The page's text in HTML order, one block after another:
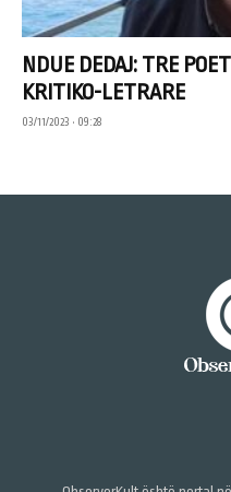
NDUE DEDAJ: TRE
KRITIKO-LETRARE
03/11/2023 • 09:28